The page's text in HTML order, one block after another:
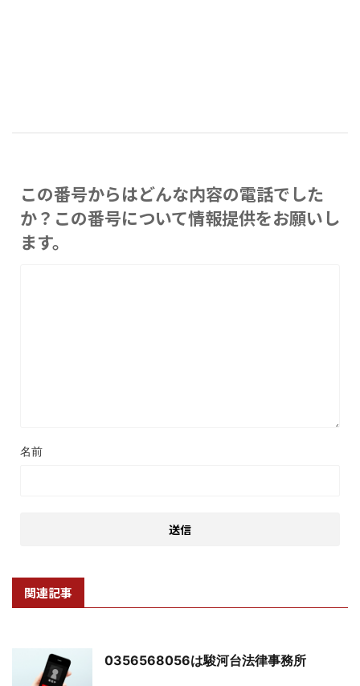
この番号からはどんな内容の電話でした
か？この番号について情報提供をお願いし
ます。
名前
関連記事
0356568056は駿河台法律事務所